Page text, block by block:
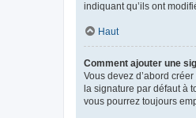
indiquant qu’ils ont
Haut
Comment ajouter une
Vous devez d’abord
la signature par défaut à
vous pourrez toujours